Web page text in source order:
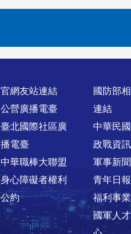
官網友站連結
公營廣播電臺
臺北國際社區廣
播電臺
中華職棒大聯盟
身心障礙者權利
公約
國防部
連結
中華民
政戰資
軍事新
青年日
福利事
國軍人